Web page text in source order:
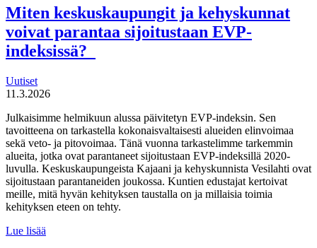
tekijät haluaa
uudistaa
maahanmuuttopolitiikkaa
Miten keskuskaupungit ja kehyskunnat
voivat parantaa sijoitustaan EVP-
indeksissä?
Uutiset
11.3.2026
Julkaisimme helmikuun alussa päivitetyn EVP-indeksin. Sen
tavoitteena on tarkastella kokonaisvaltaisesti alueiden elinvoimaa
sekä veto- ja pitovoimaa. Tänä vuonna tarkastelimme tarkemmin
alueita, jotka ovat parantaneet sijoitustaan EVP-indeksillä 2020-
luvulla. Keskuskaupungeista Kajaani ja kehyskunnista Vesilahti ovat
sijoitustaan parantaneiden joukossa. Kuntien edustajat kertoivat
meille, mitä hyvän kehityksen taustalla on ja millaisia toimia
kehityksen eteen on tehty.
Lue lisää